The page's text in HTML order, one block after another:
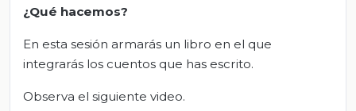
¿Qué hacemos?
En esta sesión armarás un libro en el que
integrarás los cuentos que has escrito.
Observa el siguiente video.